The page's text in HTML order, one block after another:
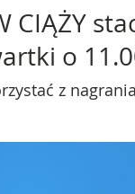
CIĄŻY
o
z